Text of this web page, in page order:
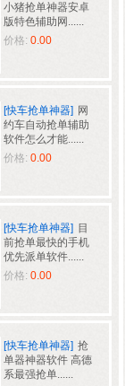
小猪抢单神器安卓
版特色辅助网......
价格: 0.00
[快车抢单神器] 网
约车自动抢单辅助
软件怎么才能......
价格: 0.00
[快车抢单神器] 目
前抢单最快的手机
优先派单软件......
价格: 0.00
[快车抢单神器] 抢
单器神器软件 高德
系最强抢单......